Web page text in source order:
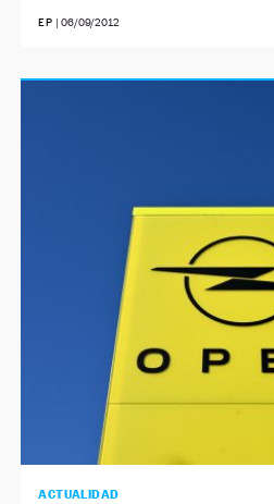
EP | 06/09/2012
ACTUALIDAD